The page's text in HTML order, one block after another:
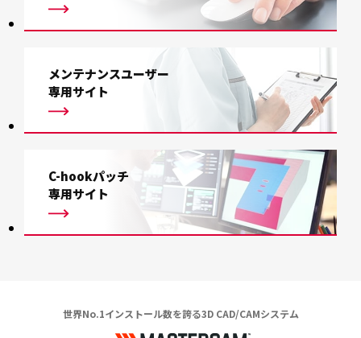
メンテナンスユーザー
専用サイト
C-hookパッチ
専用サイト
世界No.1インストール数を誇る3D CAD/CAMシステム